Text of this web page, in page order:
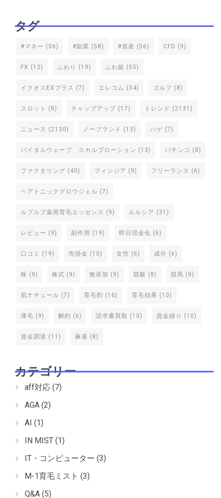
タグ
#マネー (56) #副業 (58) #資産 (56) CFD (9)
FX (12) ふわり (19) ふわ姫 (55)
イクオスEXプラス (7) エレコム (34) ゴルフ (8)
スロット (8) チャップアップ (17) トレンド (2131)
ニュース (2130) ノーブランド (13) ハゲ (7)
バイタルウェーブ スカルプローション (13) パチンコ (8)
ファクタリング (40) フィンジア (9) フリーランス (6)
ヘアトニックグロウジェル (7)
ルプルプ薬用育毛エッセンス (9) ルルシア (31)
レビュー (9) 副作用 (19) 即日現金化 (6)
口コミ (19) 売掛金 (10) 女性 (6) 成分 (6)
株 (9) 株式 (9) 無添加 (9) 競艇 (8) 競馬 (9)
肌ナチュール (7) 育毛剤 (16) 育毛効果 (10)
薄毛 (9) 解約 (6) 請求書買取 (10) 資金繰り (10)
資金調達 (11) 麻雀 (8)
カテゴリー
aff対応 (7)
AGA (2)
AI (1)
IN MIST (1)
IT・コンピューター (3)
M-1育毛ミスト (3)
Q&A (5)